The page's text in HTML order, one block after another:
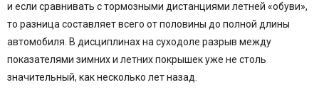
и если сравнивать с тормозными дистанциями летней «обуви»,
то разница составляет всего от половины до полной длины
автомобиля. В дисциплинах на суходоле разрыв между
показателями зимних и летних покрышек уже не столь
значительный, как несколько лет назад.